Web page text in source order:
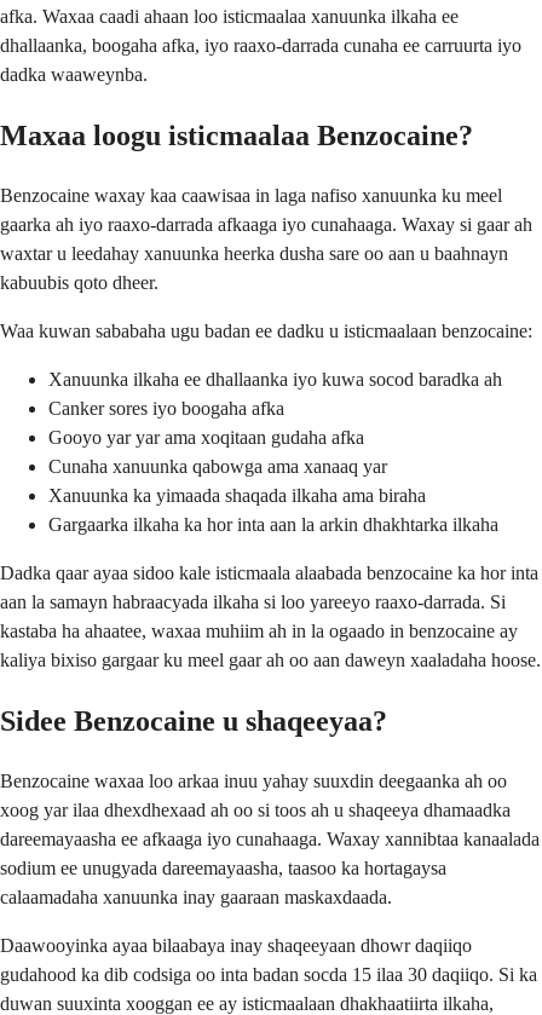
afka. Waxaa caadi ahaan loo isticmaalaa xanuunka ilkaha ee
dhallaanka, boogaha afka, iyo raaxo-darrada cunaha ee carruurta iyo
dadka waaweynba.
Maxaa loogu isticmaalaa Benzocaine?
Benzocaine waxay kaa caawisaa in laga nafiso xanuunka ku meel
gaarka ah iyo raaxo-darrada afkaaga iyo cunahaaga. Waxay si gaar ah
waxtar u leedahay xanuunka heerka dusha sare oo aan u baahnayn
kabuubis qoto dheer.
Waa kuwan sababaha ugu badan ee dadku u isticmaalaan benzocaine:
Xanuunka ilkaha ee dhallaanka iyo kuwa socod baradka ah
Canker sores iyo boogaha afka
Gooyo yar yar ama xoqitaan gudaha afka
Cunaha xanuunka qabowga ama xanaaq yar
Xanuunka ka yimaada shaqada ilkaha ama biraha
Gargaarka ilkaha ka hor inta aan la arkin dhakhtarka ilkaha
Dadka qaar ayaa sidoo kale isticmaala alaabada benzocaine ka hor inta
aan la samayn habraacyada ilkaha si loo yareeyo raaxo-darrada. Si
kastaba ha ahaatee, waxaa muhiim ah in la ogaado in benzocaine ay
kaliya bixiso gargaar ku meel gaar ah oo aan daweyn xaaladaha hoose.
Sidee Benzocaine u shaqeeyaa?
Benzocaine waxaa loo arkaa inuu yahay suuxdin deegaanka ah oo
xoog yar ilaa dhexdhexaad ah oo si toos ah u shaqeeya dhamaadka
dareemayaasha ee afkaaga iyo cunahaaga. Waxay xannibtaa kanaalada
sodium ee unugyada dareemayaasha, taasoo ka hortagaysa
calaamadaha xanuunka inay gaaraan maskaxdaada.
Daawooyinka ayaa bilaabaya inay shaqeeyaan dhowr daqiiqo
gudahood ka dib codsiga oo inta badan socda 15 ilaa 30 daqiiqo. Si ka
duwan suuxinta xooggan ee ay isticmaalaan dhakhaatiirta ilkaha,